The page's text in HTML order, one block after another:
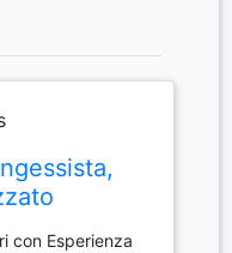
con Esperienza